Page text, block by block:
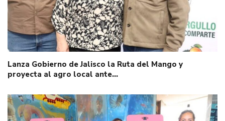
Lanza Gobierno de Jalisco la Ruta del Mango y
proyecta al agro local ante…